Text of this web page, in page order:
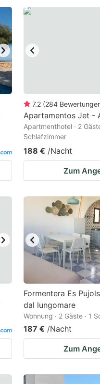
7.2 (284
Apartamentos Jet -
Apartmenthotel · 2
Schlafzimmer
188 € /Nacht
Zum
Formentera Es
dal lungomare
Wohnung · 2 Gäste · 1
187 € /Nacht
Zum